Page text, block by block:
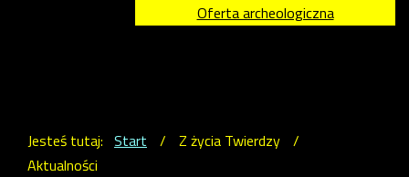
Oferta archeologiczna
Jesteś tutaj: Start / Z życia Twierdzy /
Aktualności